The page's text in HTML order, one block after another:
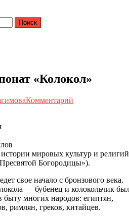
«Колокол»
Комментарий
мировых культур и религий
Богородицы»).
свое начало с бронзового века.
— бубенец и колокольчик
многих народов: египтян,
римлян, греков, китайцев.